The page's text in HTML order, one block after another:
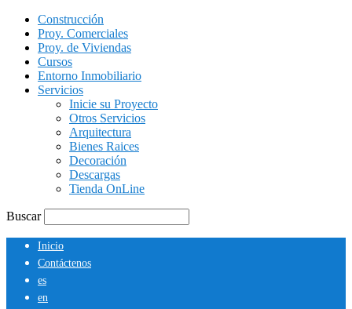
Construcción
Proy. Comerciales
Proy. de Viviendas
Cursos
Entorno Inmobiliario
Servicios
Inicie su Proyecto
Otros Servicios
Arquitectura
Bienes Raices
Decoración
Descargas
Tienda OnLine
Buscar
Inicio
Contáctenos
es
en